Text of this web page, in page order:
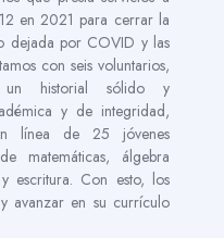
en 2021 para cerrar la
dejada por COVID y las
con seis voluntarios,
un historial sólido y
y de integridad,
línea de 25 jóvenes
matemáticas, álgebra
escritura. Con esto, los
avanzar en su currículo